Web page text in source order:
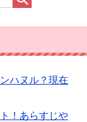
ハヌル？現在
！あらすじや